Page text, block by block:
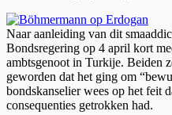
Naar aanleiding van dit
Bondsregering op 4 april kort
ambtsgenoot in Turkije. Beiden
geworden dat het ging om
bondskanselier wees op het feit
consequenties getrokken had.